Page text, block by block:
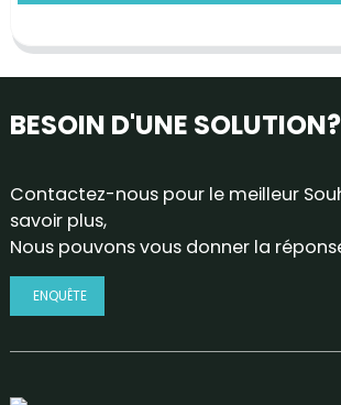
BESOIN D'UNE SOLUTION?
Contactez-nous pour le meilleur
savoir plus,
Nous pouvons vous donner la
ENQUÊTE